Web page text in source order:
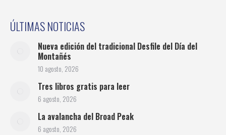
ÚLTIMAS NOTICIAS
Nueva edición del tradicional Desfile del Día del
Montañés
10 agosto, 2026
Tres libros gratis para leer
6 agosto, 2026
La avalancha del Broad Peak
6 agosto, 2026